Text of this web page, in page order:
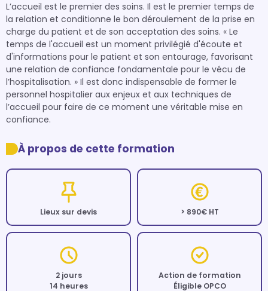
L’accueil est le premier des soins. Il est le premier temps de
la relation et conditionne le bon déroulement de la prise en
charge du patient et de son acceptation des soins. « Le
temps de l'accueil est un moment privilégié d'écoute et
d'informations pour le patient et son entourage, favorisant
une relation de confiance fondamentale pour le vécu de
l’hospitalisation. » Il est donc indispensable de former le
personnel hospitalier aux enjeux et aux techniques de
l’accueil pour faire de ce moment une véritable mise en
confiance.
À propos de cette formation
Lieux sur devis > 890€ HT
2 jours
14 heures
Action de formation
Éligible OPCO